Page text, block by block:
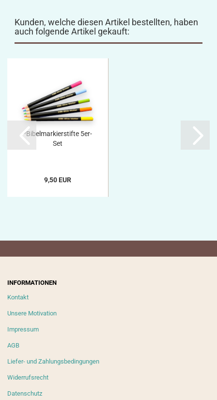
Kunden, welche diesen Artikel bestellten, haben
auch folgende Artikel gekauft:
*Bibelmarkierstifte 5er-
Set
9,50 EUR
INFORMATIONEN
Kontakt
Unsere Motivation
Impressum
AGB
Liefer- und Zahlungsbedingungen
Widerrufsrecht
Datenschutz